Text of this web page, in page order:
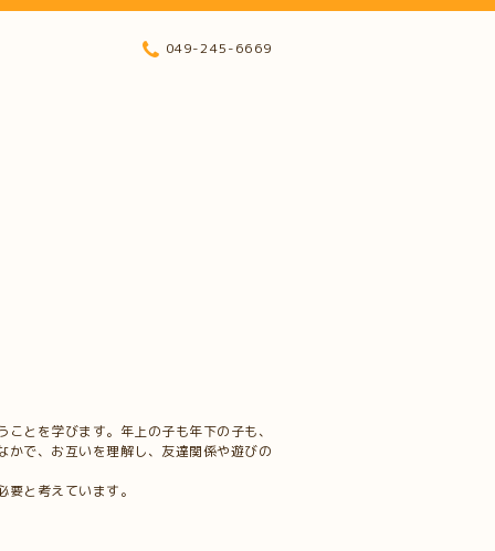
とを学びます。年上の子も年下の子も、
で、お互いを理解し、友達関係や遊びの
と考えています。
049-245-6669